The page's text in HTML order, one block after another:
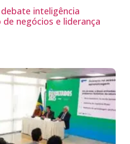
inteligência
negócios e liderança